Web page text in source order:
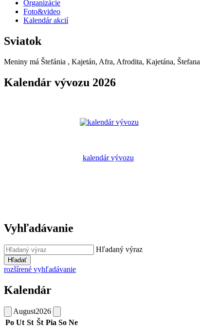
Organizácie
Foto&video
Kalendár akcií
Sviatok
Meniny má Štefánia , Kajetán, Afra, Afrodita, Kajetána, Štefana
Kalendár vývozu 2026
kalendár vývozu
Vyhľadávanie
Hľadaný výraz
Hľadať
rozšírené vyhľadávanie
Kalendár
August2026
Po Ut St Št Pia So Ne